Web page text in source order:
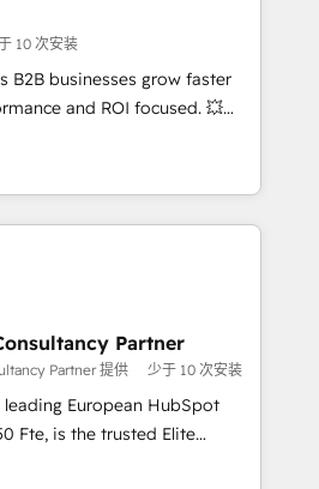
integrations 📈 End-to-
• Lifecycle marketing and
• Sales enablement tools
• Retention strategies with
and 2,000+
expertise across marketing,
10 次安装
B2B businesses grow faster
and ROI focused. 💥
work with your teams to
challenges and improve user
and marketing results.
and optimising your
🔌 Integrating HubSpot
Training your teams to be
generation services using
, Data
Partner
Partner 提供 少于 10 次安装
European HubSpot
Elite